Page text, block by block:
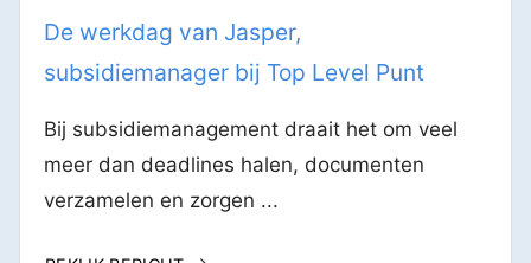
De werkdag van Jasper,
subsidiemanager bij Top Level Punt
Bij subsidiemanagement draait het om veel
meer dan deadlines halen, documenten
verzamelen en zorgen ...